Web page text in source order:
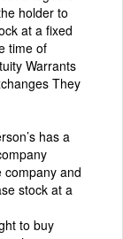
holder to
at a fixed
time of
Warrants
They
has a
company and
stock at a
to buy